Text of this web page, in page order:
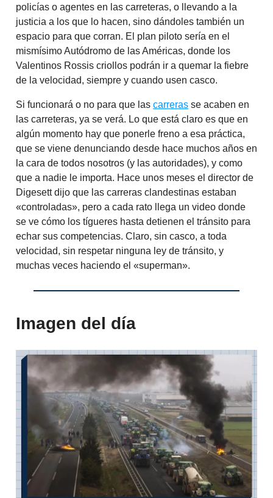
policías o agentes en las carreteras, o llevando a la
justicia a los que lo hacen, sino dándoles también un
espacio para que corran. El plan piloto sería en el
mismísimo Autódromo de las Américas, donde los
Valentinos Rossis criollos podrán ir a quemar la fiebre
de la velocidad, siempre y cuando usen casco.
Si funcionará o no para que las carreras se acaben en
las carreteras, ya se verá. Lo que está claro es que en
algún momento hay que ponerle freno a esa práctica,
que se viene denunciando desde hace muchos años en
la cara de todos nosotros (y las autoridades), y como
que a nadie le importa. Hace unos meses el director de
Digesett dijo que las carreras clandestinas estaban
«controladas», pero a cada rato llega un video donde
se ve cómo los tígueres hasta detienen el tránsito para
echar sus competencias. Claro, sin casco, a toda
velocidad, sin respetar ninguna ley de tránsito, y
muchas veces haciendo el «superman».
Imagen del día